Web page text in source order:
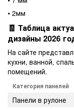
• 2мм
🧾 Таблица
дизайны 2026
На сайте
кухни, ванной,
помещений.
Категория панелей
Панели в рулоне